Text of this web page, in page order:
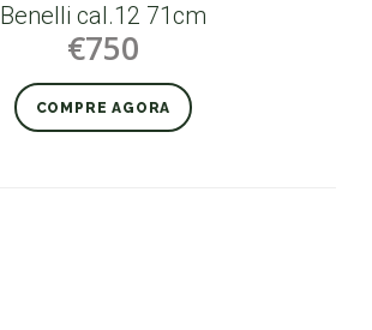
Benelli cal.12 71cm
€750
COMPRE AGORA